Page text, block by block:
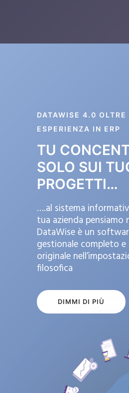
DATAWISE 4.0
ESPERIENZA IN ERP
TU
SOLO SUI
PROGETTI…
….al sistema
tua azienda pensiamo
DataWise è un
gestionale completo e
originale
filosofica
DIMMI DI PIÙ